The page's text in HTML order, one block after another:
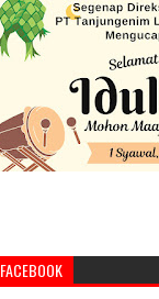
FACEBOOK